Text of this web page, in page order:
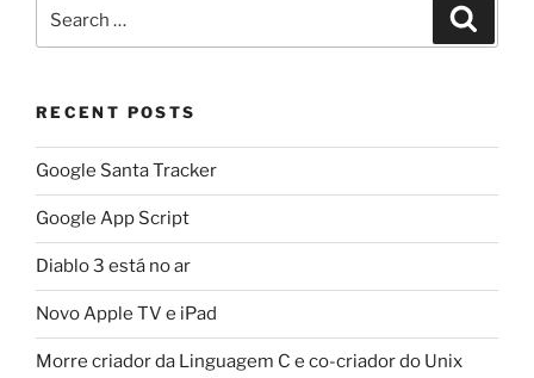
RECENT POSTS
Google Santa Tracker
Google App Script
Diablo 3 está no ar
Novo Apple TV e iPad
Morre criador da Linguagem C e co-criador do Unix